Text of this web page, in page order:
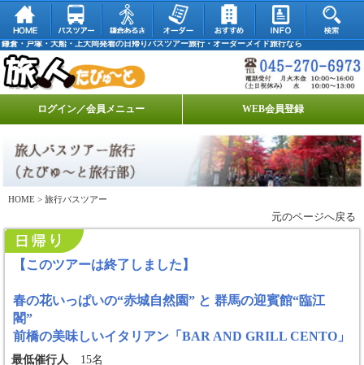
鎌倉・戸塚・大船・上大岡発着の日帰りバスツアー旅行・オーダーメイド旅行なら
ログイン／会員メニュー WEB会員登録
HOME > 旅行バスツアー
元のページへ戻る
【このツアーは終了しました】
春の花いっぱいの“赤城自然園” と 群馬の迎賓館“臨江
閣”
前橋の美味しいイタリアン「BAR AND GRILL CENTO」
最低催行人
15名